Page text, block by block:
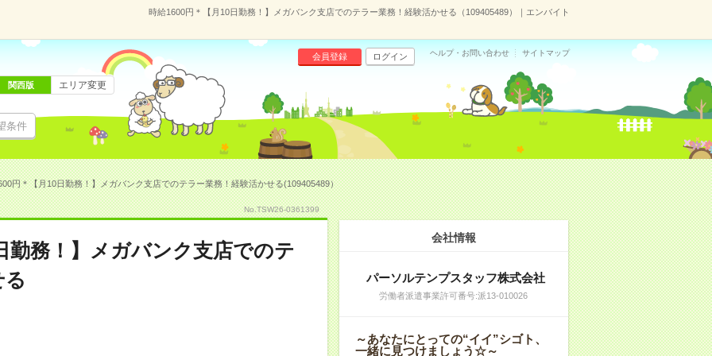
時給1600円＊【月10日勤務！】メガバンク支店でのテラー業務！経験活かせる（109405489）｜エンバイト
条件
会員登録 ログイン ヘルプ・お問い合わせ サイトマップ
関西版 エリア変更
円＊【月10日勤務！】メガバンク支店でのテラー業務！経験活かせる(109405489）
No.TSW26-0361399
勤務！】メガバンク支店でのテ
会社情報
パーソルテンプスタッフ株式会社
労働者派遣事業許可番号:派13-010026
～あなたにとっての“イイ”シゴト、
一緒に見つけましょう☆～